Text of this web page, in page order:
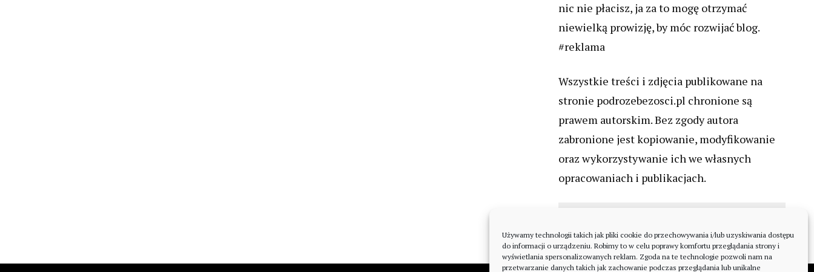
Używamy technologii takich jak pliki cookie do przechowywania i/lub uzyskiwania dostępu
do informacji o urządzeniu. Robimy to w celu poprawy komfortu przeglądania strony i
wyświetlania spersonalizowanych reklam. Zgoda na te technologie pozwoli nam na
przetwarzanie danych takich jak zachowanie podczas przeglądania lub unikalne
nic nie płacisz, ja za to mogę otrzymać
niewielką prowizję, by móc rozwijać blog.
#reklama
Wszystkie treści i zdjęcia publikowane na
stronie podrozebezosci.pl chronione są
prawem autorskim. Bez zgody autora
zabronione jest kopiowanie, modyfikowanie
oraz wykorzystywanie ich we własnych
opracowaniach i publikacjach.